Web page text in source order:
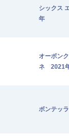
シックス
年
オーボン
ネ 2021
ボンテッ